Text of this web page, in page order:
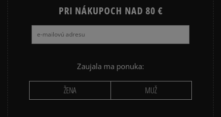
PRI NÁKUPOCH NAD 80 €
Zaujala ma ponuka:
ŽENA MUŽ